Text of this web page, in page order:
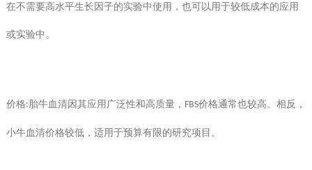
在不需要高水平生长因子的实验中使用，也可以用于较低成本的应用
或实验中。
价格: 胎牛血清因其应用广泛性和高质量， FBS价格通常也较高。相反，
小牛血清价格较低，适用于预算有限的研究项目。